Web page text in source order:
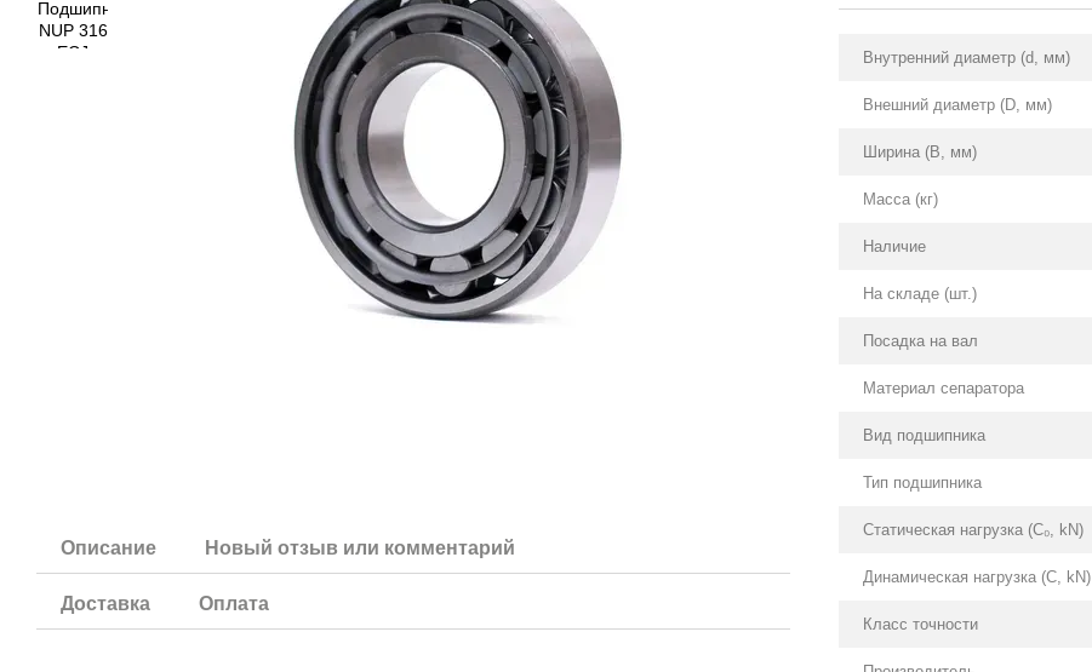
Описание Новый отзыв или комментарий
Доставка Оплата
Внутренний диаметр (d, мм)
Внешний диаметр (D, мм)
Ширина (B, мм)
Масса (кг)
Наличие
На складе (шт.)
Посадка на вал
Материал сепаратора
Вид подшипника
Тип подшипника
Статическая нагрузка (С₀, kN)
Динамическая нагрузка (С, kN)
Класс точности